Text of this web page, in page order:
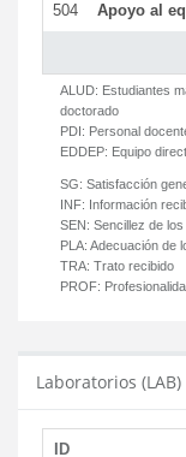
504 Apoyo al
ALUD: Estudiantes
doctorado
PDI: Personal
EDDEP: Equipo
SG: Satisfacción
INF: Información
SEN: Sencillez de
PLA: Adecuación de
TRA: Trato recibido
PROF:
Laboratorios (LAB)
ID